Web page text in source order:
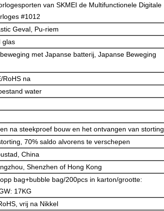
van SKMEI de Multifunctionele Digitale
#1012
Geval, Pu-riem
glas
met Japanse batterij, Japanse Beweging
RoHS na
water
na steekproef bouw en het ontvangen van storting
70% saldo alvorens te verschepen
China
Shenzhen of Hong Kong
bag+bubble bag/200pcs in karton/grootte:
17KG
vrij na Nikkel